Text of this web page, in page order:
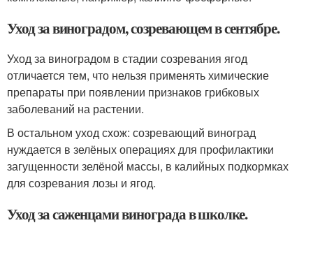
Уход за виноградом, созревающем в сентябре.
Уход за виноградом в стадии созревания ягод
отличается тем, что нельзя применять химические
препараты при появлении признаков грибковых
заболеваний на растении.
В остальном уход схож: созревающий виноград
нуждается в зелёных операциях для профилактики
загущенности зелёной массы, в калийных подкормках
для созревания лозы и ягод.
Уход за саженцами винограда в школке.